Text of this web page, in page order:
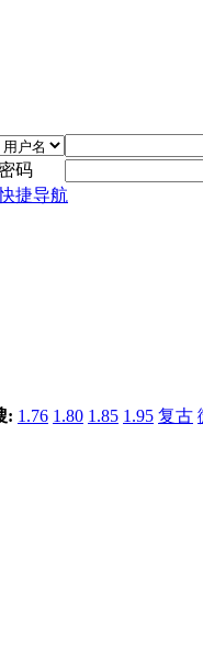
密码
捷导航
: 1.76 1.80 1.85 1.95 复古